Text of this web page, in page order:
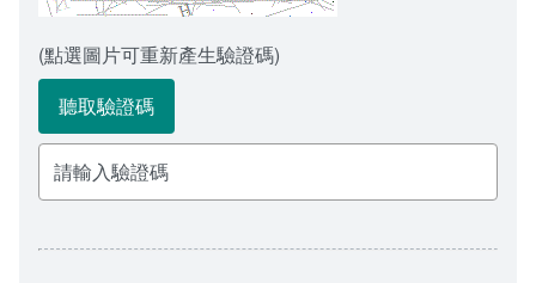
(點選圖片可重新產生驗證碼)
聽取驗證碼